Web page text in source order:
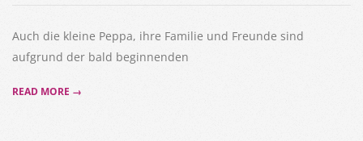
30
Auch die kleine Peppa, ihre Familie und Freunde sind
aufgrund der bald beginnenden
READ MORE →